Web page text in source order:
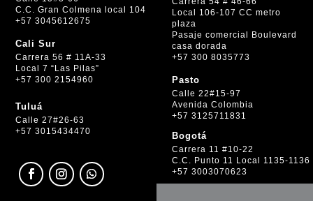
C.C. Gran Colmena local 104
+57 3045612675
Cali Sur
Carrera 56 # 11A-33
Local 7 “Las Pilas”
+57 300 2154960
Tuluá
Calle 27#26-63
+57 3015434470
Local 106-107 CC metro
plaza
Pasaje comercial Boulevard
casa dorada
+57 300 8035773
Pasto
Calle 22#15-97
Avenida Colombia
+57 3125711831
Bogotá
Carrera 11 #10-22
C.C. Punto 11 Local 1135-1136
+57 3003070623